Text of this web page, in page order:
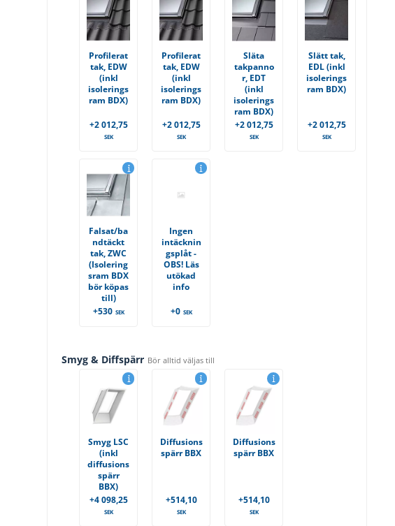
Profilerat
tak, EDW
(inkl
isolerings
ram BDX)
+2 012,75
SEK
Profilerat
tak, EDW
(inkl
isolerings
ram BDX)
+2 012,75
SEK
Släta
takpanno
r, EDT
(inkl
isolerings
ram BDX)
+2 012,75
SEK
Slätt tak,
EDL (inkl
isolerings
ram BDX)
+2 012,75
SEK
Falsat/ba
ndtäckt
tak, ZWC
(Isolering
sram BDX
bör köpas
till)
+530 SEK
Ingen
intäcknin
gsplåt -
OBS! Läs
utökad
info
+0 SEK
Smyg & Diffspärr Bör alltid väljas till
Smyg LSC
(inkl
diffusions
spärr
BBX)
+4 098,25
SEK
Diffusions
spärr BBX
+514,10
SEK
Diffusions
spärr BBX
+514,10
SEK